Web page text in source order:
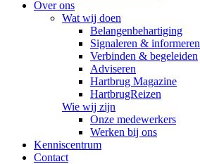
Over ons
Wat wij doen
Belangenbehartiging
Signaleren & informeren
Verbinden & begeleiden
Adviseren
Hartbrug Magazine
HartbrugReizen
Wie wij zijn
Onze medewerkers
Werken bij ons
Kenniscentrum
Contact